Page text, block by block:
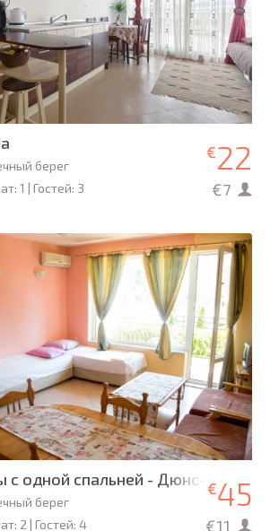
берег
1 | Гостей: 3
€22
€7
с одной спальней - Дюнс-
берег
2 | Гостей: 4
€45
€11